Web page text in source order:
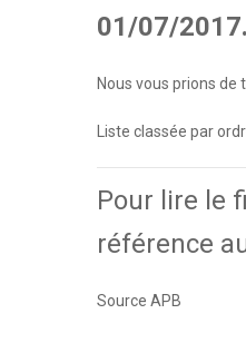
01/07/2017.
Nous vous prions de
Liste classée par
Pour lire le
référence
Source APB